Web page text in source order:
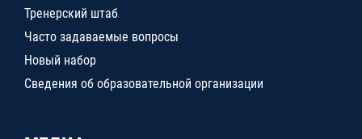
Тренерский штаб
Часто задаваемые вопросы
Новый набор
Сведения об образовательной организации